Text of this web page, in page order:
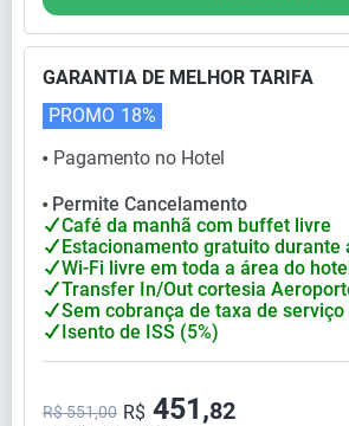
GARANTIA DE MELHOR TARIFA
⬤ Pagamento no Hotel
PROMO 18%
⬤
Permite Cancelamento
Café da manhã com buffet livre
Estacionamento gratuito durante
Wi-Fi livre em toda a área do
Transfer In/Out cortesia
Sem cobrança de taxa de
Isento de ISS (5%)
R$ 551,00 R$ 451,82